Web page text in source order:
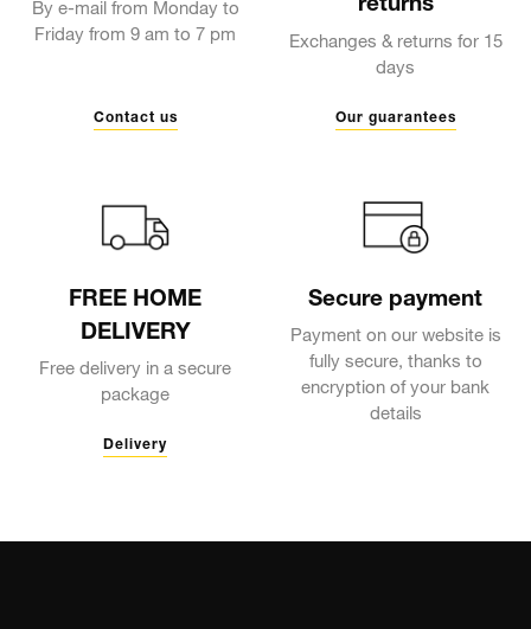
By e-mail from Monday to
Friday from 9 am to 7 pm
Contact us
returns
Exchanges & returns for 15
days
Our guarantees
FREE HOME
DELIVERY
Free delivery in a secure
package
Delivery
Secure payment
Payment on our website is
fully secure, thanks to
encryption of your bank
details